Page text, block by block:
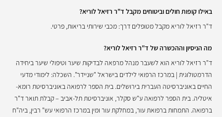
באילו קופות חולים וביטוחים מקבל ד"ר רזיאל לוריא?
ד"ר רזיאל לוריא מקבל מטופלים דרך: מכבי שירותי בריאות, פרטי.
מה הניסיון וההכשרה של ד"ר רזיאל לוריא?
ד"ר רזיאל לוריא הוא לשעבר מנהל מרפאה לבדיקות שיער וטיפולי שיער ביחידה
הדרמטולוגית | במרכז הרפואי לילדים בישראל "שניידר". השכלה: לימודי מדעי
החיים באוניברסיטה העברית בירושלים. בית הספר לרפואה באוניברסיטת רומא-
איטליה. בית הספר לרפואה ע"ש סקלר, אוניברסיטת תל-אביב – קבלת תואר ד"ר
ברפואה. התמחות ברפואת עור, במחלקת עור ומין במרכז הרפואי עש" רבין, ביה"ח